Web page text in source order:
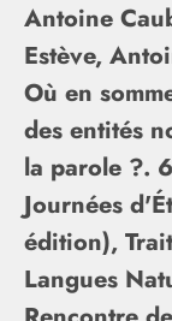
Antoine
Estève,
Où en
des entités
la parole ?.
Journées
édition),
Langues